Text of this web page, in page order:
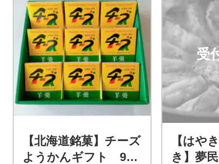
【北海道銘菓】チーズ
ようかんギフト 9個
受
【はや
き】夢